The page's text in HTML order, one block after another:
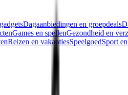
Dagaanbiedingen en groepdeals
Games en spellenGezondheid en
Reizen en vakantiesSpeelgoedSport